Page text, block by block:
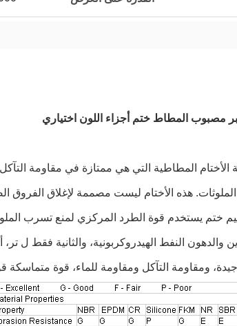
مصبوب المطاط ختم أجزاء اللون اختياري
الأختام المطاطية التي هي ممتازة في مقاومة
هذه الأختام ليست مصممة لإغلاق
ختم يستخدم قوة الطرد المركزي لمنع تسرب
والدهون النفط الهيدروكربونية، والثانية فقط
ومقاومة التآكل ومقاومة للماء، قوة متماسكة